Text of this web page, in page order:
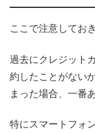
ここで注意してお
過去にクレジット
約したことがない
まった場合、一番
特にスマートフォ